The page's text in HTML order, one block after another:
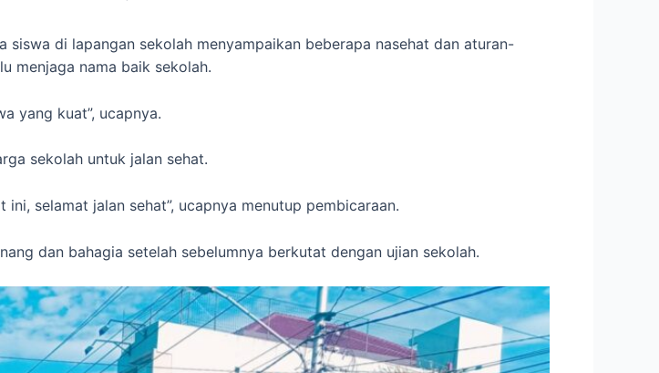
siswa di lapangan sekolah menyampaikan beberapa nasehat dan aturan-
menjaga nama baik sekolah.
yang kuat”, ucapnya.
sekolah untuk jalan sehat.
selamat jalan sehat”, ucapnya menutup pembicaraan.
dan bahagia setelah sebelumnya berkutat dengan ujian sekolah.